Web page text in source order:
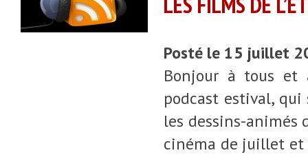
Posté le 15 juillet
Bonjour à tous et
podcast estival,
les dessins-animés
cinéma de juillet et